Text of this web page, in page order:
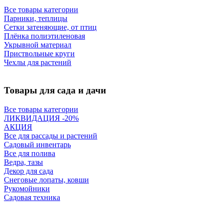
Все товары категории
Парники, теплицы
Сетки затеняющие, от птиц
Плёнка полиэтиленовая
Укрывной материал
Приствольные круги
Чехлы для растений
Товары для сада и дачи
Все товары категории
ЛИКВИДАЦИЯ -20%
АКЦИЯ
Все для рассады и растений
Садовый инвентарь
Все для полива
Ведра, тазы
Декор для сада
Снеговые лопаты, ковши
Рукомойники
Садовая техника